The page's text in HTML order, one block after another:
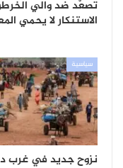
تصعّد ضد والي
الاستنكار لا يحمي
سياسية
نزوح جديد في غرب